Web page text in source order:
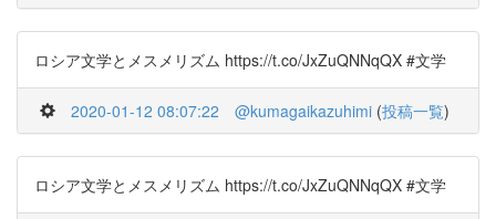
ロシア文学とメスメリズム https://t.co/JxZuQNNqQX #文学
2020-01-12 08:07:22 @kumagaikazuhimi (投稿一覧)
ロシア文学とメスメリズム https://t.co/JxZuQNNqQX #文学